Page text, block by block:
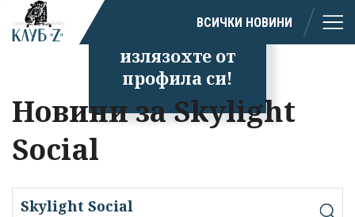
Успешно
излязохте от
профила си!
ВСИЧКИ НОВИНИ
Новини за Skylight
Social